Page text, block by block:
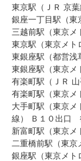
東京駅（ＪＲ 京
銀座一丁目駅（
三越前駅（東京
東京駅（東京メ
東銀座駅（都営
東銀座駅（東京
有楽町駅（ＪＲ
有楽町駅（東京
大手町駅（東京メ
線） Ｂ１０出口
新富町駅（東京
二重橋前駅（東
銀座駅（東京メ